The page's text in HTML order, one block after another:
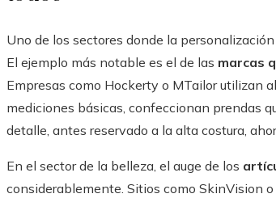
Uno de los sectores donde la
El ejemplo más notable es el de las marcas
Empresas como Hockerty o MTailor utilizan
mediciones básicas, confeccionan prendas
detalle, antes reservado a la alta costura,
En el sector de la belleza, el auge de los
considerablemente. Sitios como SkinVision